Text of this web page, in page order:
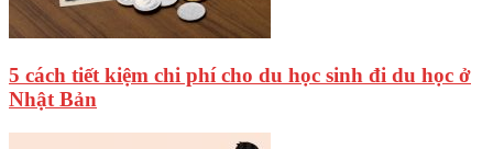
5 cách tiết kiệm chi phí cho du học sinh đi du học ở
Nhật Bản